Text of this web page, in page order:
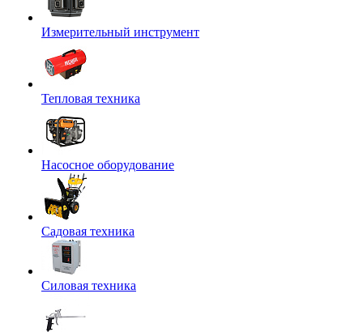
Измерительный инструмент
Тепловая техника
Насосное оборудование
Садовая техника
Силовая техника